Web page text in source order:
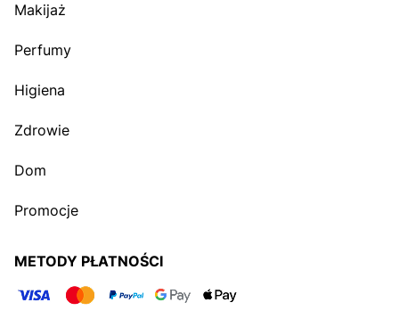
Makijaż
Perfumy
Higiena
Zdrowie
Dom
Promocje
METODY PŁATNOŚCI